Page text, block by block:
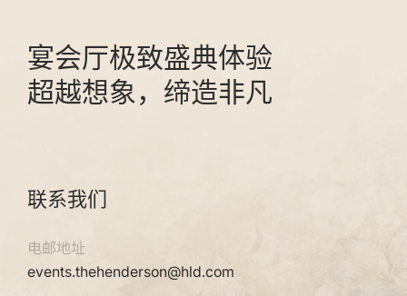
宴会厅极致盛典体验
超越想象，缔造非凡
联系我们
电邮地址
events.thehenderson@hld.com